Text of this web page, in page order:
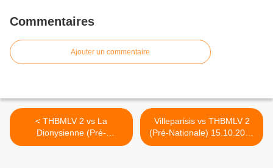
Commentaires
Ajouter un commentaire
< THBMLV 2 vs La
Dionysienne (Pré-
Nationale) 08.10.2016
Villeparisis vs THBMLV 2
(Pré-Nationale) 15.10.2016
(+photos équipe) >